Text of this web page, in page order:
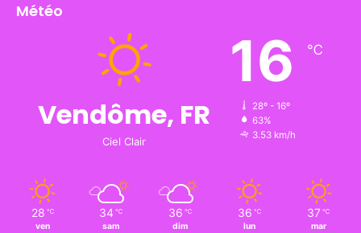
Météo
Vendôme, FR
Ciel Clair
16 ℃
28º - 16º
63%
3.53 km/h
28 ℃
ven
34 ℃
sam
36 ℃
dim
36 ℃
lun
37 ℃
mar